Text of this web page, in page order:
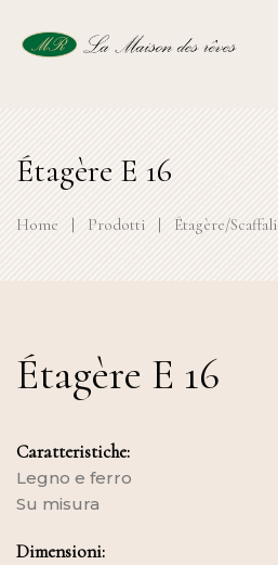
Étagère E 16
Home | Prodotti | Étagère/Scaffali
Étagère E 16
Caratteristiche:
Legno e ferro
Su misura
Dimensioni: